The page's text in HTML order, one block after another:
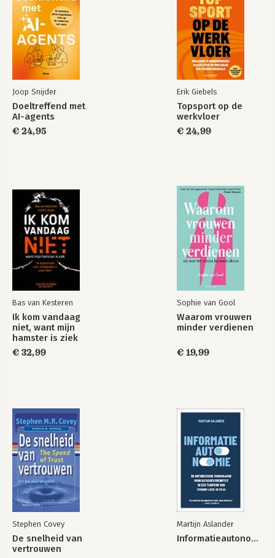
Joop Snijder
Doeltreffend met
AI-agents
€ 24,95
Erik Giebels
Topsport op de
werkvloer
€ 24,99
Bas van Kesteren
Ik kom vandaag
niet, want mijn
hamster is ziek
€ 32,99
Sophie van Gool
Waarom vrouwen
minder verdienen
€ 19,99
Stephen Covey
De snelheid van
vertrouwen
Martijn Aslander
Informatieautonomie